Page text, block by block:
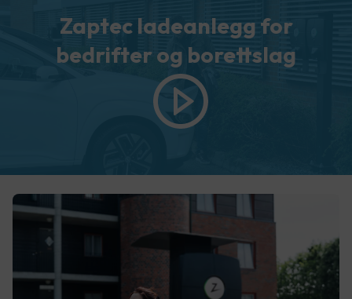
Zaptec ladeanlegg for
bedrifter og borettslag